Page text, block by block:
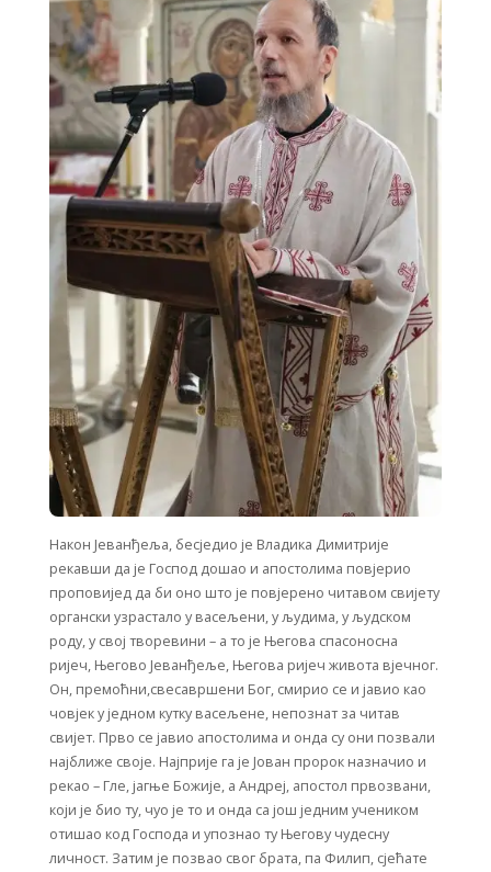
Након Јеванђеља, бесједио је Владика Димитрије
рекавши да је Господ дошао и апостолима повјерио
проповијед да би оно што је повјерено читавом свијету
органски узрастало у васељени, у људима, у људском
роду, у свој творевини – а то је Његова спасоносна
ријеч, Његово Јеванђеље, Његова ријеч живота вјечног.
Он, премоћни,свесавршени Бог, смирио се и јавио као
човјек у једном кутку васељене, непознат за читав
свијет. Прво се јавио апостолима и онда су они позвали
најближе своје. Најприје га је Јован пророк назначио и
рекао – Гле, јагње Божије, а Андреј, апостол првозвани,
који је био ту, чуо је то и онда са још једним учеником
отишао код Господа и упознао ту Његову чудесну
личност. Затим је позвао свог брата, па Филип, сјећате